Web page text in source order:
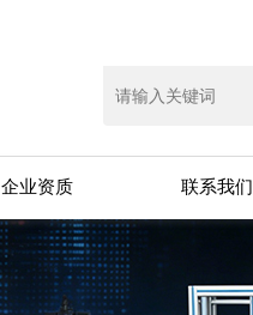
企业资质 联系我们